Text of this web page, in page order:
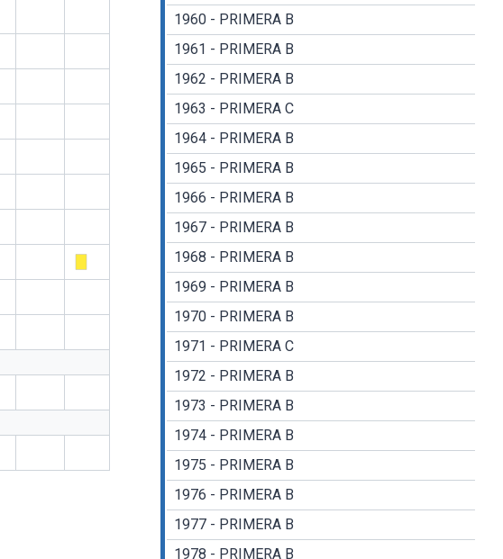
1960 - PRIMERA B
1961 - PRIMERA B
1962 - PRIMERA B
1963 - PRIMERA C
1964 - PRIMERA B
1965 - PRIMERA B
1966 - PRIMERA B
1967 - PRIMERA B
1968 - PRIMERA B
1969 - PRIMERA B
1970 - PRIMERA B
1971 - PRIMERA C
1972 - PRIMERA B
1973 - PRIMERA B
1974 - PRIMERA B
1975 - PRIMERA B
1976 - PRIMERA B
1977 - PRIMERA B
1978 - PRIMERA B